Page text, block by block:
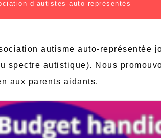
d’autistes auto-représentés
autisme auto-représentée
spectre autistique). Nous
aux parents aidants.